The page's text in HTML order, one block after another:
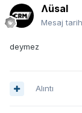
Ʌüsal
Mesaj
deymez
Alıntı